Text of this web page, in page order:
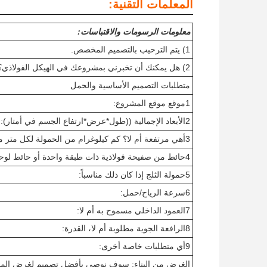
المعلمات التقنية:
معلومات الرسومات والاقتباسات:
1) يتم الترحيب بالتصميم المخصص.
2) هل يمكنك أن تخبرني بمشروعك في الهيكل الفولاذي؟
متطلبات التصميم الأساسية والحمل
1موقع موقع المشروع:
2الأبعاد الإجمالية ((طول*عرض*ارتفاع الجسم في أمتار):
3أهي مرتفعة أم لا؟ كم كيلوغرام من الحمولة لكل متر مربع على مرتفعة؟
4حائط من صفيحة فولاذية ذات طبقة واحدة أو حائط لوحة ساندويتش:
5حمولة الثلج إذا كان ذلك مناسباً:
6سرعة الرياح/حمل:
7العمود الداخلي مسموح به أم لا:
8الرافعة الجوية مطلوبة أم لا، القدرة:
9أي متطلبات خاصة أخرى:
الغرض من البناء: سوف نوصي بأفضل تصميم لغرض